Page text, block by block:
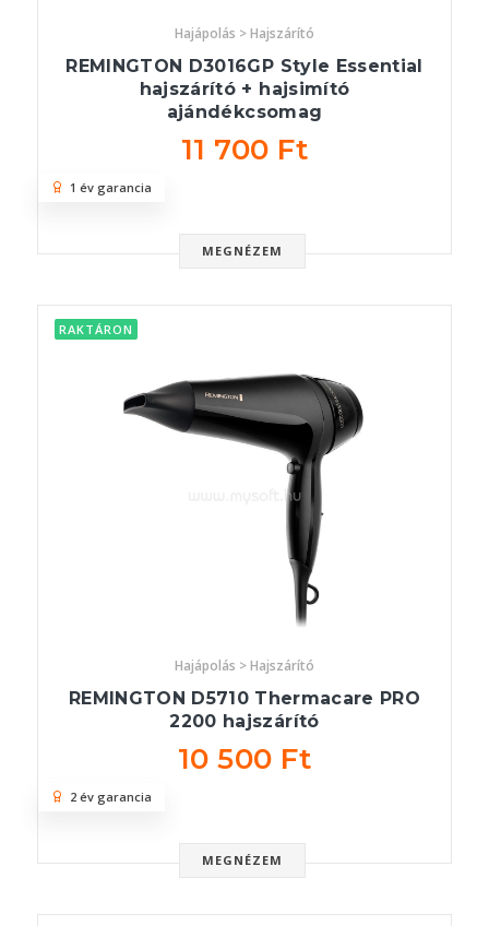
Hajápolás > Hajszárító
REMINGTON D3016GP Style Essential
hajszárító + hajsimító
ajándékcsomag
11 700 Ft
MEGNÉZEM
1 év garancia
RAKTÁRON
Hajápolás > Hajszárító
REMINGTON D5710 Thermacare PRO
2200 hajszárító
10 500 Ft
MEGNÉZEM
2 év garancia